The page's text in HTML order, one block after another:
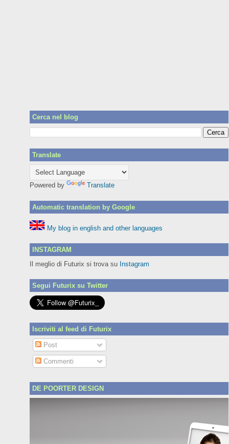
Cerca nel blog
Translate
Powered by Translate
Automatic translation by Google
My blog in english and other languages
INSTAGRAM
Il meglio di Futurix si trova su Instagram
Segui Futurix su Twitter
Iscriviti al feed di Futurix
Post
Commenti
DE POORTER DESIGN